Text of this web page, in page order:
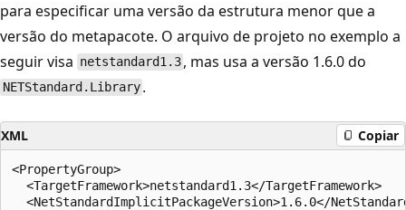
para especificar uma versão da estrutura menor que a
versão do metapacote. O arquivo de projeto no exemplo a
seguir visa netstandard1.3 , mas usa a versão 1.6.0 do
NETStandard.Library .
XML Copiar
<PropertyGroup>
  <TargetFramework>netstandard1.3</TargetFramework>
<NetStandardImplicitPackageVersion>1.6.0</